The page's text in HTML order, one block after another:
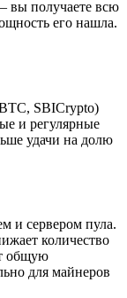
вы получаете всю
его нашла.
SBICrypto)
и регулярные
удачи на долю
и сервером пула.
количество
общую
для майнеров